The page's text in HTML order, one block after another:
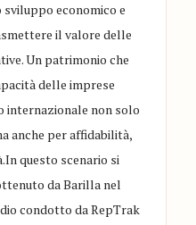
economico e
il valore delle
Un patrimonio che
delle imprese
internazionale non solo
anche per affidabilità,
questo scenario si
da Barilla nel
condotto da RepTrak